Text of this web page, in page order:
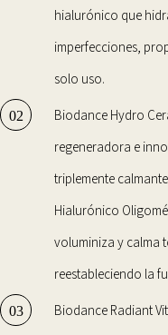
hialurónico que
imperfecciones,
solo uso.
Biodance Hydro
regeneradora e
triplemente
Hialurónico
voluminiza y calma
reestableciendo la
Biodance Radiant